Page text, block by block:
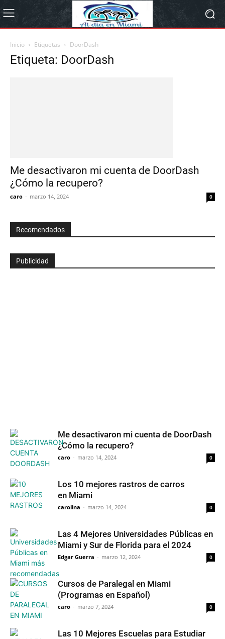
Inicio Etiquetas DoorDash
Etiqueta: DoorDash
Me desactivaron mi cuenta de DoorDash
¿Cómo la recupero?
caro - marzo 14, 2024 0
Recomendados
Publicidad
Me desactivaron mi cuenta de DoorDash
¿Cómo la recupero?
caro - marzo 14, 2024 0
Los 10 mejores rastros de carros
en Miami
carolina - marzo 14, 2024 0
Las 4 Mejores Universidades Públicas en
Miami y Sur de Florida para el 2024
Edgar Guerra - marzo 12, 2024 0
Cursos de Paralegal en Miami
(Programas en Español)
caro - marzo 7, 2024 0
Las 10 Mejores Escuelas para Estudiar